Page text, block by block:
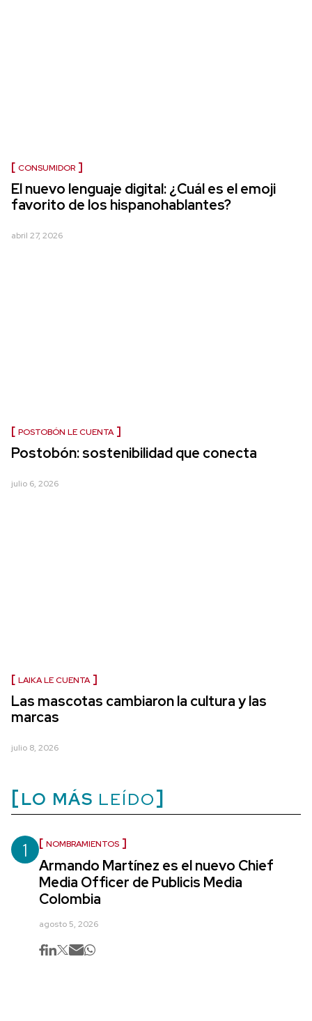
CONSUMIDOR
El nuevo lenguaje digital: ¿Cuál es el emoji
favorito de los hispanohablantes?
abril 27, 2026
POSTOBÓN LE CUENTA
Postobón: sostenibilidad que conecta
julio 6, 2026
LAIKA LE CUENTA
Las mascotas cambiaron la cultura y las
marcas
julio 8, 2026
LO MÁS LEÍDO
1 NOMBRAMIENTOS
Armando Martínez es el nuevo Chief
Media Officer de Publicis Media
Colombia
agosto 5, 2026